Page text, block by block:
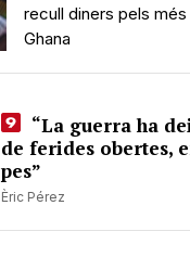
recull diners pels
Ghana
“La guerra ha
de ferides obertes,
pes”
Èric Pérez